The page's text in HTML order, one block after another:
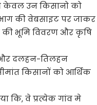
केवल उन किसानो को
की वेबसाइट पर जाकर
भूमि विवरण और कृषि
और दलहन-तिलहन
किसानों को आर्थिक
कि, वे प्रत्येक गांव मे